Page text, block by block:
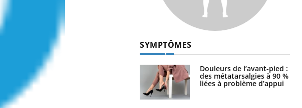
SYMPTÔMES
Douleurs de l’avant-pied :
des métatarsalgies à 90 %
liées à problème d’appui